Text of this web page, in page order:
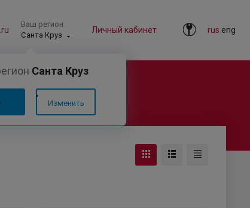
rus eng
Личный кабинет
Ваш регион:
Санта Круз
Санта Круз
Изменить